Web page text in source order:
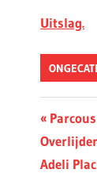
Uitslag.
Previous
Post:
Next
Post:
Adeli